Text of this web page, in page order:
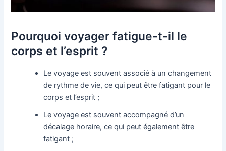
Pourquoi voyager fatigue-t-il le
corps et l’esprit ?
Le voyage est souvent associé à un changement
de rythme de vie, ce qui peut être fatigant pour le
corps et l’esprit ;
Le voyage est souvent accompagné d’un
décalage horaire, ce qui peut également être
fatigant ;